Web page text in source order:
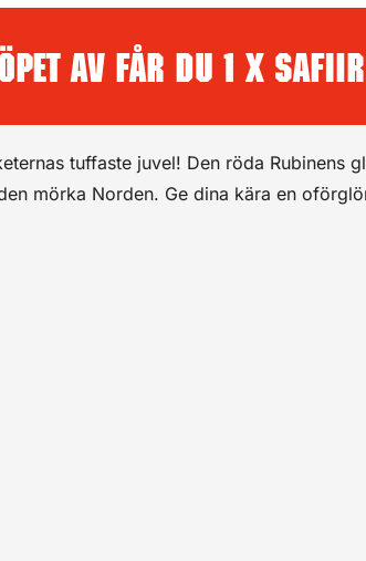
av får du 1 x
tuffaste juvel! Den röda Rubinens
mörka Norden. Ge dina kära en